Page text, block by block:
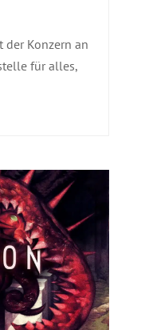
Konzern an
für alles,